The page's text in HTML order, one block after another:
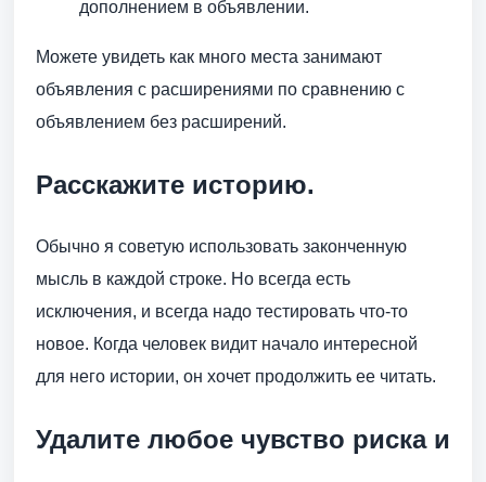
дополнением в объявлении.
Можете увидеть как много места занимают
объявления с расширениями по сравнению с
объявлением без расширений.
Расскажите историю.
Обычно я советую использовать законченную
мысль в каждой строке. Но всегда есть
исключения, и всегда надо тестировать что-то
новое. Когда человек видит начало интересной
для него истории, он хочет продолжить ее читать.
Удалите любое чувство риска и